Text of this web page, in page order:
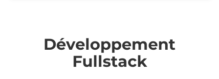
Développement
Fullstack